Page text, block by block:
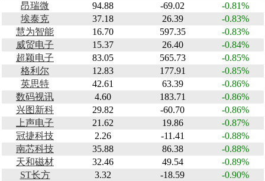
昂瑞微
94.88 -69.02
-0.81%
埃泰克
37.18 26.39
-0.83%
慧为智能
16.70 597.35
-0.83%
威贸电子
15.37 26.40
-0.84%
超颖电子
83.05 565.73
-0.85%
格利尔
12.83 177.91
-0.85%
英思特
42.61 63.39
-0.86%
数码视讯
4.60 183.71
-0.86%
兴图新科
29.82 -60.70
-0.86%
上声电子
21.62 19.86
-0.87%
冠捷科技
2.26 -11.41
-0.88%
南芯科技
35.88 86.38
-0.88%
天和磁材
32.46 49.54
-0.89%
ST长方
3.32 -18.59
-0.90%